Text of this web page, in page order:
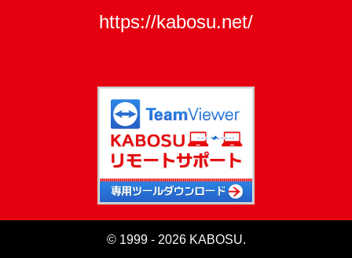
https://kabosu.net/
© 1999 - 2026 KABOSU.